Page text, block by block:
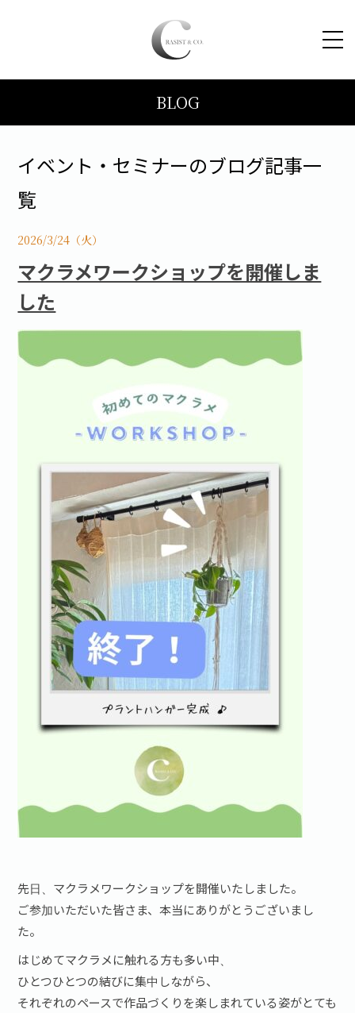
コンセプト
ブログ
お問い合わせ·資料請求
BLOG
イベント・セミナーのブログ記事一
覧
2026/3/24（火）
マクラメワークショップを開催しま
した
先日、マクラメワークショップを開催いたしました。
ご参加いただいた皆さま、本当にありがとうございまし
た。
はじめてマクラメに触れる方も多い中、
ひとつひとつの結びに集中しながら、
それぞれのペースで作品づくりを楽しまれている姿がとても